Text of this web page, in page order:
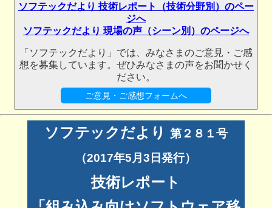
ソフテックだより 技術レポート（技術分野別）のペー
ジへ
ソフテックだより 現場の声（シーン別）のページへ
「ソフテックだより」では、みなさまのご意見・ご感
想を募集しています。ぜひみなさまの声をお聞かせく
ださい。
ご意見・ご感想フォームへ
ソフテックだより
第２８１号
（2017年5月3日発行）
技術レポート